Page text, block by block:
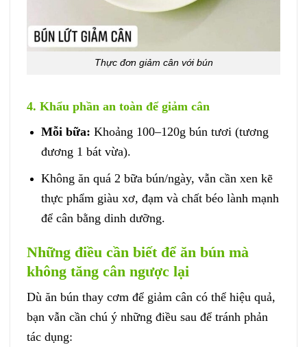
Thực đơn giảm cân với bún
4. Khẩu phần an toàn để giảm cân
Mỗi bữa: Khoảng 100–120g bún tươi (tương
đương 1 bát vừa).
Không ăn quá 2 bữa bún/ngày, vẫn cần xen kẽ
thực phẩm giàu xơ, đạm và chất béo lành mạnh
để cân bằng dinh dưỡng.
Những điều cần biết để ăn bún mà
không tăng cân ngược lại
Dù ăn bún thay cơm để giảm cân có thể hiệu quả,
bạn vẫn cần chú ý những điều sau để tránh phản
tác dụng: